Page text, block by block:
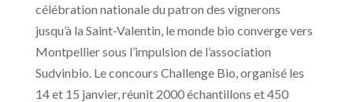
célébration nationale du patron des vignerons
jusqu’à la Saint-Valentin, le monde bio converge vers
Montpellier sous l’impulsion de l’association
Sudvinbio. Le concours Challenge Bio, organisé les
14 et 15 janvier, réunit 2000 échantillons et 450